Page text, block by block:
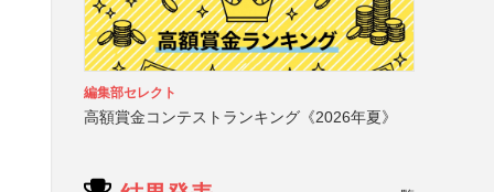
編集部セレクト
高額賞金コンテストランキング《2026年夏》